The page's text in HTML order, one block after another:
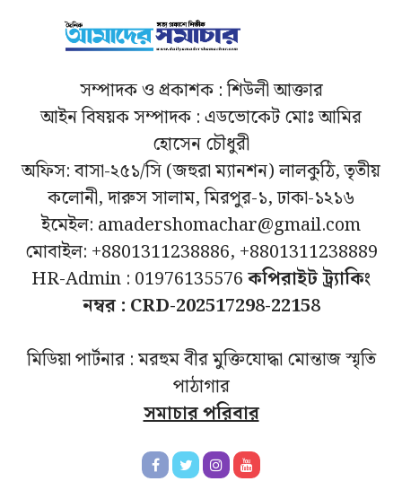
সম্পাদক ও প্রকাশক : শিউলী আক্তার
আইন বিষয়ক সম্পাদক : এডভোকেট মোঃ আমির
হোসেন চৌধুরী
অফিস: বাসা-২৫১/সি (জহুরা ম্যানশন) লালকুঠি, তৃতীয়
কলোনী, দারুস সালাম, মিরপুর-১, ঢাকা-১২১৬
ইমেইল: amadershomachar@gmail.com
মোবাইল: +8801311238886, +8801311238889
HR-Admin : 01976135576কপিরাইট ট্র্যাকিং
নম্বর : CRD-202517298-22158
মিডিয়া পার্টনার : মরহুম বীর মুক্তিযোদ্ধা মোন্তাজ স্মৃতি
পাঠাগার
সমাচার পরিবার